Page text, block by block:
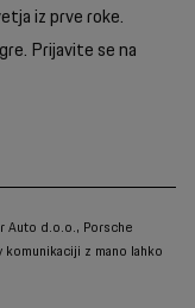
iz prve roke.
Prijavite se na
Auto d.o.o., Porsche
z mano lahko